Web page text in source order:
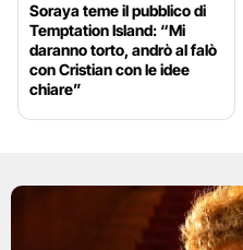
Soraya teme il pubblico di
Temptation Island: “Mi
daranno torto, andrò al falò
con Cristian con le idee
chiare”